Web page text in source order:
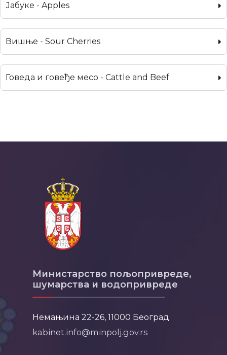
Јабуке - Apples
Вишње - Sour Cherries
Говеда и говеђе месо - Cattle and Beef
Министарство пољопривреде,
шумарства и водопривреде
Немањина 22-26, 11000 Београд
kabinet.info@minpolj.gov.rs